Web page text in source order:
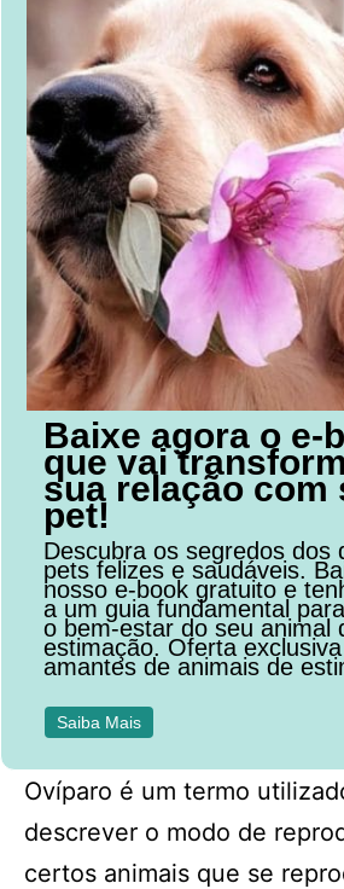
Baixe agora o e-
que vai
sua relação com
pet!
Descubra os segredos dos
pets felizes e saudáveis.
nosso e-book gratuito e
a um guia fundamental
o bem-estar do seu animal
estimação. Oferta
amantes de animais de
Saiba Mais
Ovíparo é um termo
descrever o modo de
certos animais que se